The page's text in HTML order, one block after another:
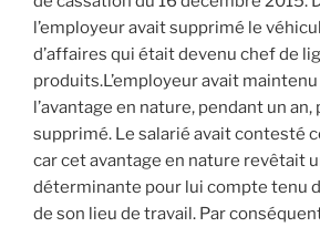
l’employeur avait supprimé le
d’affaires qui était devenu chef de
produits.L’employeur avait
l’avantage en nature, pendant un an,
supprimé. Le salarié avait contesté
car cet avantage en nature revêtait
déterminante pour lui compte tenu
de son lieu de travail. Par